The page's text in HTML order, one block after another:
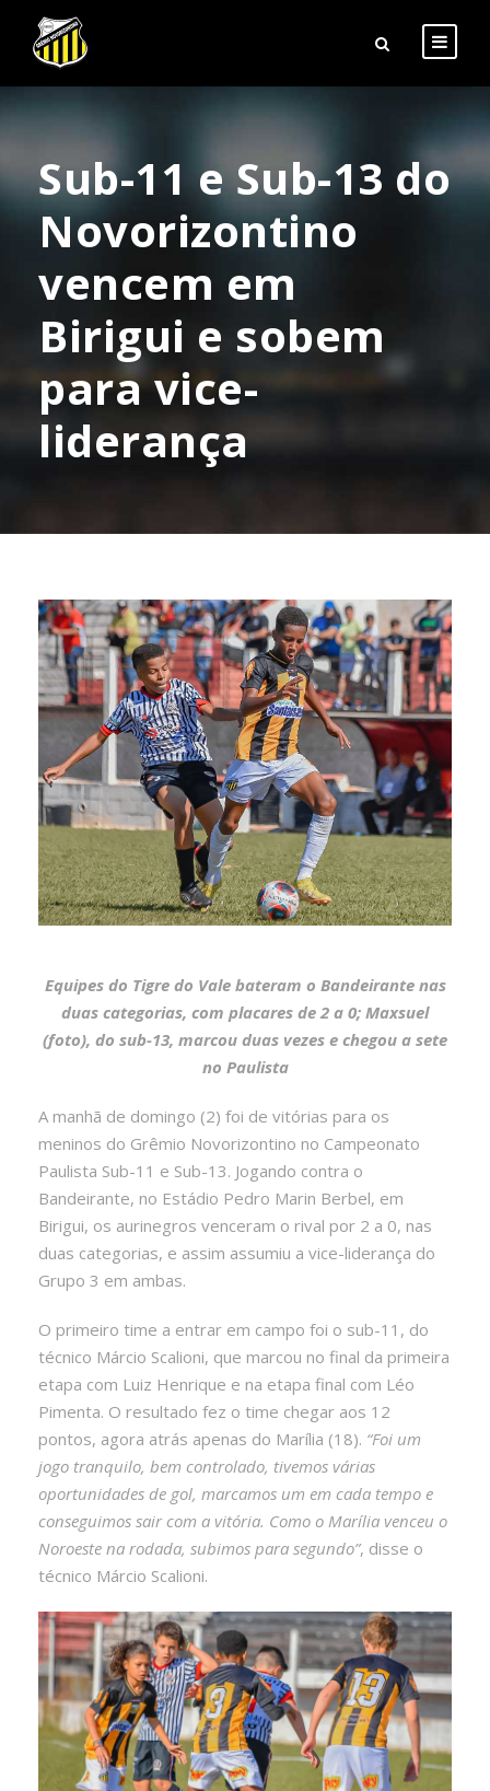
Sub-11 e Sub-13 do
Novorizontino
vencem em
Birigui e sobem
para vice-
liderança
Equipes do Tigre do Vale bateram o Bandeirante nas
duas categorias, com placares de 2 a 0; Maxsuel
(foto), do sub-13, marcou duas vezes e chegou a sete
no Paulista
A manhã de domingo (2) foi de vitórias para os
meninos do Grêmio Novorizontino no Campeonato
Paulista Sub-11 e Sub-13. Jogando contra o
Bandeirante, no Estádio Pedro Marin Berbel, em
Birigui, os aurinegros venceram o rival por 2 a 0, nas
duas categorias, e assim assumiu a vice-liderança do
Grupo 3 em ambas.
O primeiro time a entrar em campo foi o sub-11, do
técnico Márcio Scalioni, que marcou no final da primeira
etapa com Luiz Henrique e na etapa final com Léo
Pimenta. O resultado fez o time chegar aos 12
pontos, agora atrás apenas do Marília (18). “Foi um
jogo tranquilo, bem controlado, tivemos várias
oportunidades de gol, marcamos um em cada tempo e
conseguimos sair com a vitória. Como o Marília venceu o
Noroeste na rodada, subimos para segundo”, disse o
técnico Márcio Scalioni.